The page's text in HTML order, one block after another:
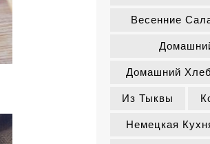
Весенние
Домашний Хлеб
Из Тыквы
Немецкая